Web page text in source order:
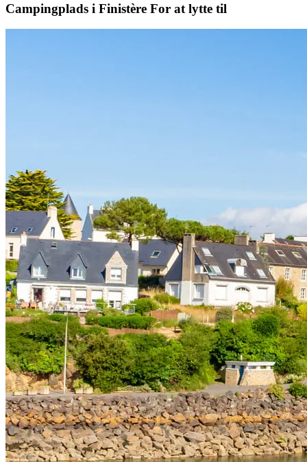
Campingplads i Finistère For at lytte til